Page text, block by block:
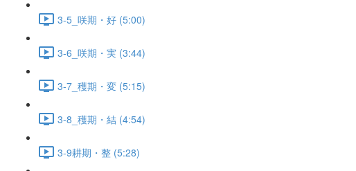
3-5_咲期・好 (5:00)
3-6_咲期・実 (3:44)
3-7_穫期・変 (5:15)
3-8_穫期・結 (4:54)
3-9耕期・整 (5:28)